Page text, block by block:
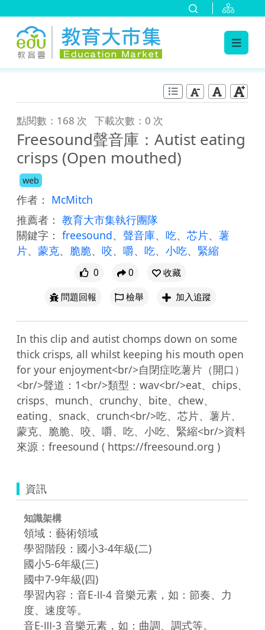
點閱數：168 次 下載次數：0 次
Freesound聲音庫：Autist eating
crisps (Open mouthed)
web
作者： McMitch
推薦者： 教育大市集執行團隊
關鍵字： freesound、 聲音庫、 吃、 芯片、 薯
片、 蒙克、 脆脆、 咬、 嚼、 吃、 小吃、 緊縮
0 0
收藏
問題回報
檢舉 加入追蹤
In this clip and autist chomps down on some
thick crisps, all whilst keeping his mouth open
for your enjoyment<br/>自閉症吃薯片（開口）
<br/>聲道：1<br/>類型：wav<br/>eat、chips、
crisps、munch、crunchy、bite、chew、
eating、snack、crunch<br/>吃、芯片、薯片、
蒙克、脆脆、咬、嚼、吃、小吃、緊縮<br/>資料
資訊
知識架構
領域：藝術領域
學習階段：國小3-4年級(二)
國小5-6年級(三)
國中7-9年級(四)
學習內容：音E-Ⅱ-4 音樂元素，如：節奏、力
度、速度等。
音E-Ⅲ-3 音樂元素，如：曲調、調式等。